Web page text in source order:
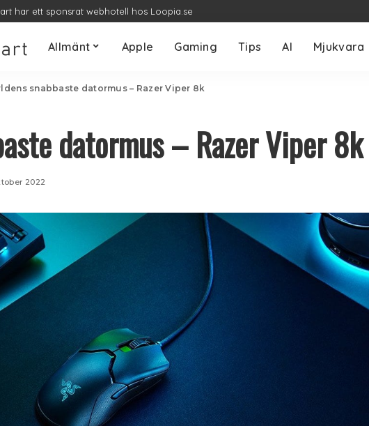
har ett sponsrat webhotell hos Loopia.se
Allmänt Apple Gaming Tips AI Mjukvara
snabbaste datormus – Razer Viper 8k
datormus – Razer Viper 8k
2022